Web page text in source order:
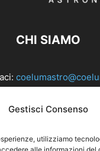
Gestisci Consenso
utilizziamo
CHI SIAMO
SEGUICI